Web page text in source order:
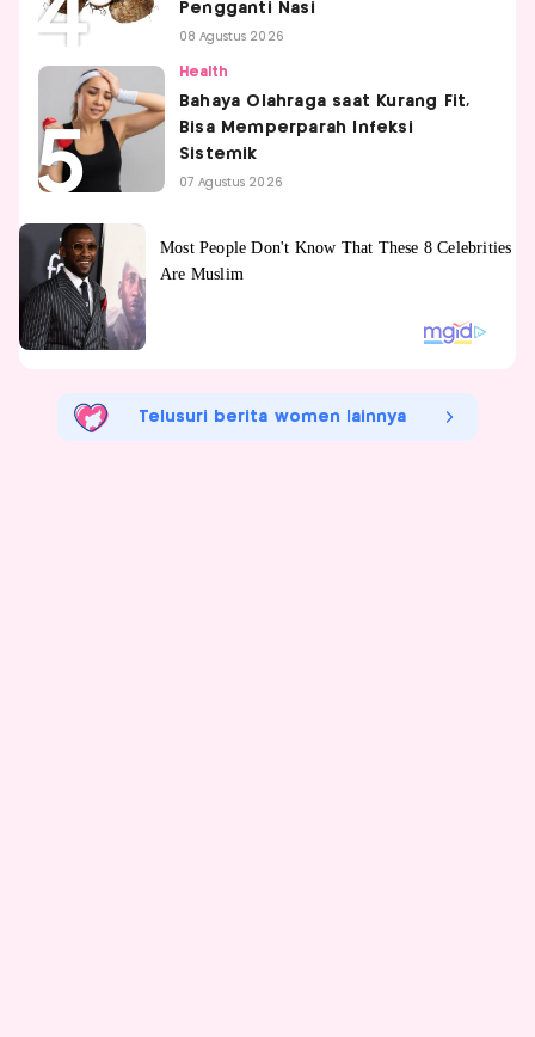
Pengganti Nasi
08 Agustus 2026
Health
Bahaya Olahraga saat Kurang Fit,
Bisa Memperparah Infeksi
Sistemik
07 Agustus 2026
Telusuri berita women lainnya